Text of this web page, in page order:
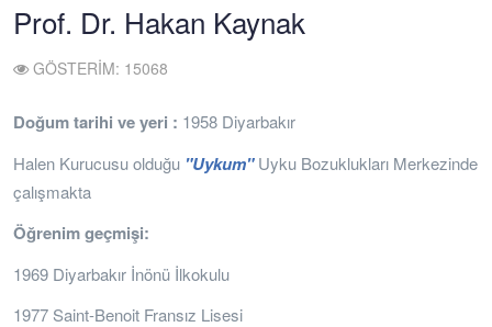
Prof. Dr. Hakan Kaynak
GÖSTERIM: 15068
Doğum tarihi ve yeri : 1958 Diyarbakır
Halen Kurucusu olduğu "Uykum" Uyku Bozuklukları Merkezinde
çalışmakta
Öğrenim geçmişi:
1969 Diyarbakır İnönü İlkokulu
1977 Saint-Benoit Fransız Lisesi